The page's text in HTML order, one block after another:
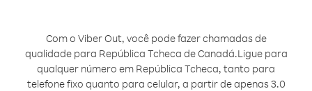
Com o Viber Out, você pode fazer chamadas de
qualidade para República Tcheca de Canadá.Ligue para
qualquer número em República Tcheca, tanto para
telefone fixo quanto para celular, a partir de apenas 3.0